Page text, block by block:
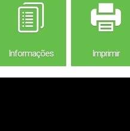
Informações Imprimir